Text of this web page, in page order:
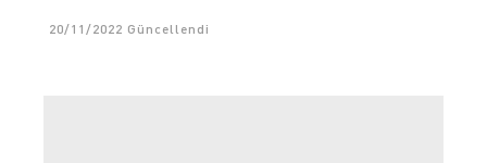
20/11/2022 Güncellendi